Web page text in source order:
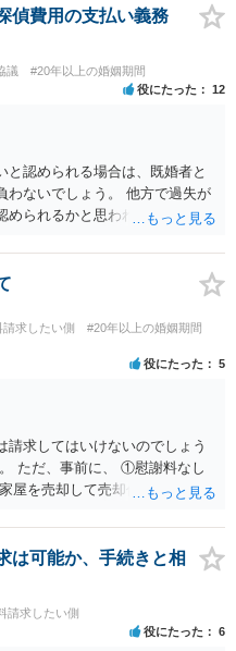
に限定した方がよいでしょう。
であれば慰謝料は要らない」と
なたに建物からの退去を求める
てしまいます。
偵費用の支払い義務
議 #20年以上の婚姻期間
役にたった 12
認められる場合は、既婚者と
わないでしょう。 他方で過失が
められるかと思われます。 ま
事実として婚姻関係が破綻して
うな説明を受けていたとしても
響はあまりしないでしょう。 探
りますが、一部に限られるも
合意はせず、支払い義務がな
れます。
請求したい側
#20年以上の婚姻期間
役にたった 5
請求してはいけないのでしょう
ただ、事前に、 ①慰謝料なし
を売却して売却代金を分ける
う、はありだと思います。 ＞婚
が 主人は世間の相場は200万や
願いいたします。 婚姻費用につ
で、ご主人の主張通り慰謝料を
用＋慰謝料２００万円、が正し
じない場合、婚姻費用が月４万
は可能か、手続きと相
請求したい側
役にたった 6